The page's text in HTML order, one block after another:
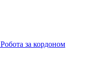
Робота за кордоном